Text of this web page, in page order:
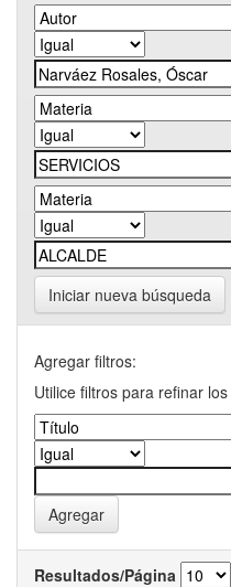
Iniciar nueva búsqueda
Agregar filtros:
Utilice filtros para refinar
Resultados/Página